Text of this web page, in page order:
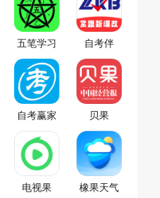
五笔学习
app
自考伴
自考赢家 贝果
电视果 橡果天气